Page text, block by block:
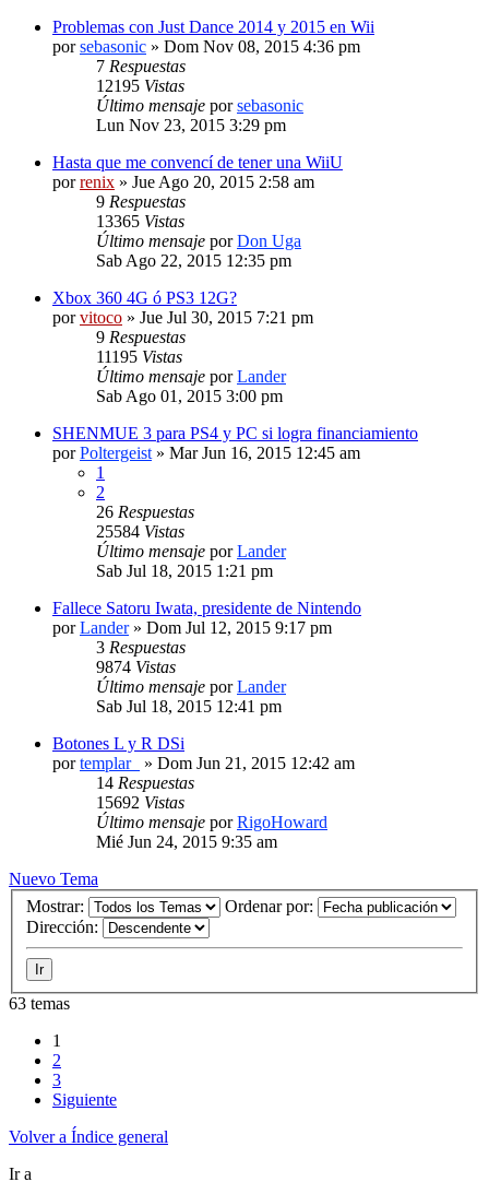
Problemas con Just Dance 2014 y 2015 en Wii
porsebasonic » Dom Nov 08, 2015 4:36 pm
7 Respuestas
12195 Vistas
Último mensaje porsebasonic
Lun Nov 23, 2015 3:29 pm
Hasta que me convencí de tener una WiiU
porrenix » Jue Ago 20, 2015 2:58 am
9 Respuestas
13365 Vistas
Último mensaje porDon Uga
Sab Ago 22, 2015 12:35 pm
Xbox 360 4G ó PS3 12G?
porvitoco » Jue Jul 30, 2015 7:21 pm
9 Respuestas
11195 Vistas
Último mensaje porLander
Sab Ago 01, 2015 3:00 pm
SHENMUE 3 para PS4 y PC si logra financiamiento
porPoltergeist » Mar Jun 16, 2015 12:45 am
1
2
26 Respuestas
25584 Vistas
Último mensaje porLander
Sab Jul 18, 2015 1:21 pm
Fallece Satoru Iwata, presidente de Nintendo
porLander» Dom Jul 12, 2015 9:17 pm
3 Respuestas
9874 Vistas
Último mensaje porLander
Sab Jul 18, 2015 12:41 pm
Botones L y R DSi
portemplar_
» Dom Jun 21, 2015 12:42 am
14 Respuestas
15692 Vistas
Último mensaje porRigoHoward
Mié Jun 24, 2015 9:35 am
Nuevo Tema
Mostrar:
Ordenar por:
Dirección:
63 temas
1
2
3
Siguiente
Volver a Índice general
Ir a